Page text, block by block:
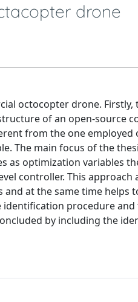
drone
octocopter drone. Firstly,
of an open-source
from the one employed
The main focus of the
as optimization variables
controller. This approach
at the same time helps
procedure and
by including the